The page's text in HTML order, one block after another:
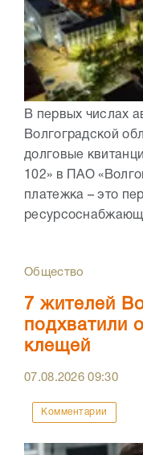
В первых числах
Волгоградской
долговые
102» в ПАО
платежка – это
Общество
7 жителей
подхватили
клещей
07.08.202609:30
Комментарии